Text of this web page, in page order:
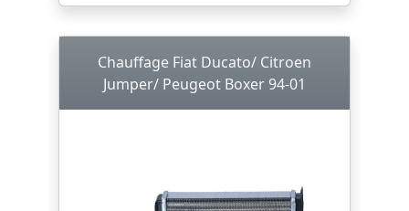
Chauffage Fiat Ducato/ Citroen
Jumper/ Peugeot Boxer 94-01